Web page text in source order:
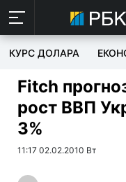
КУРС ДОЛАРА
Fitch
рост ВВП
3%
11:17 02.02.2010 Вт